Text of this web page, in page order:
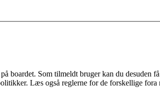
boardet. Som tilmeldt bruger kan du desuden
Læs også reglerne for de forskellige fora